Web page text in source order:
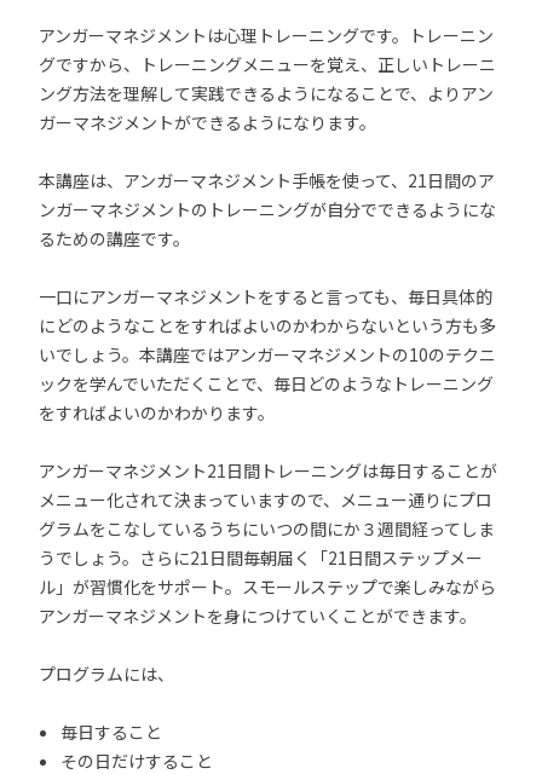
アンガーマネジメントは心理トレーニングです。トレーニン
グですから、トレーニングメニューを覚え、正しいトレーニ
ング方法を理解して実践できるようになることで、よりアン
ガーマネジメントができるようになります。
本講座は、アンガーマネジメント手帳を使って、21日間のア
ンガーマネジメントのトレーニングが自分でできるようにな
るための講座です。
一口にアンガーマネジメントをすると言っても、毎日具体的
にどのようなことをすればよいのかわからないという方も多
いでしょう。本講座ではアンガーマネジメントの10のテクニ
ックを学んでいただくことで、毎日どのようなトレーニング
をすればよいのかわかります。
アンガーマネジメント21日間トレーニングは毎日することが
メニュー化されて決まっていますので、メニュー通りにプロ
グラムをこなしているうちにいつの間にか３週間経ってしま
うでしょう。さらに21日間毎朝届く「21日間ステップメー
ル」が習慣化をサポート。スモールステップで楽しみながら
アンガーマネジメントを身につけていくことができます。
プログラムには、
毎日すること
その日だけすること